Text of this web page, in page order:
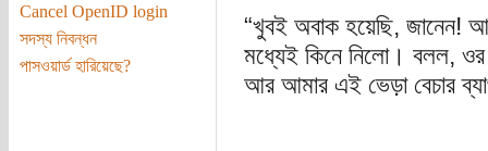
Cancel OpenID login
সদস্য নিবন্ধন
পাসওয়ার্ড হারিয়েছে?
“খুবই অবাক হয়েছি, জানেন!
মধ্যেই কিনে নিলো। বলল, ওর
আর আমার এই ভেড়া বেচার